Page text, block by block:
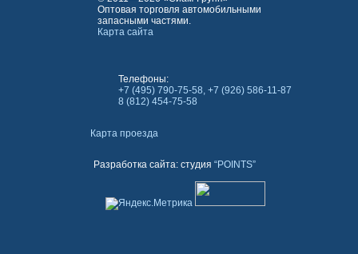
Оптовая торговля автомобильными
запасными частями.
Карта сайта
Телефоны:
+7 (495) 790-75-58, +7 (926) 586-11-87
8 (812) 454-75-58
Карта проезда
Разработка сайта: студия “POINTS”